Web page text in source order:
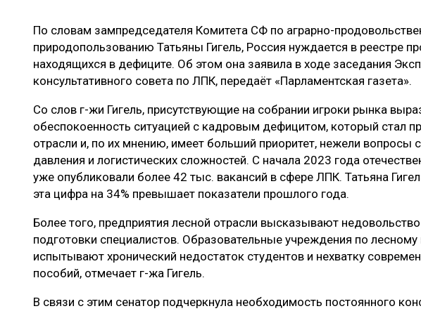
ЛОГИСТИКА
ПРОИЗВОДСТВО ДРЕВЕСНЫХ ПЛИТ
ЦБП
МЕБЕЛЬНОЕ ПРОИЗВОДСТВО
ЭКСПЕРТНОЕ МНЕНИЕ
По словам зампредседателя Комитета СФ по аграрно-
природопользованию Татьяны Гигель, Россия нуждается в реестре
находящихся в дефиците. Об этом она заявила в ходе заседания
консультативного совета по ЛПК, передаёт «Парламентская газета».
Со слов г-жи Гигель, присутствующие на собрании игроки рынка
обеспокоенность ситуацией с кадровым дефицитом, который стал
отрасли и, по их мнению, имеет больший приоритет, нежели вопросы
давления и логистических сложностей. С начала 2023 года
уже опубликовали более 42 тыс. вакансий в сфере ЛПК. Татьяна
эта цифра на 34% превышает показатели прошлого года.
Более того, предприятия лесной отрасли высказывают
подготовки специалистов. Образовательные учреждения по
испытывают хронический недостаток студентов и нехватку
пособий, отмечает г-жа Гигель.
В связи с этим сенатор подчеркнула необходимость постоянного